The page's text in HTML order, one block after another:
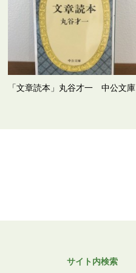
「文章読本」丸谷才一 中公文庫
サイト内検索